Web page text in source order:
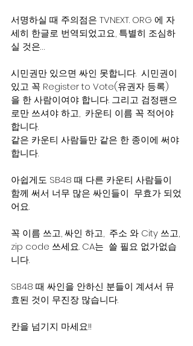
서명하실 때 주의점은 TVNEXT. ORG 에 자
세히 한글로 번역되었고요, 특별히 조심하
실 것은…
시민권만 있으면 싸인 못합니다.  시민권이
있고 꼭 Register to Vote(유권자 등록)
을 한 사람이여야 합니다. 그리고 검정팬으
로만 쓰셔야 하고,  카운티 이름 꼭 적어야
합니다.
같은 카운티 사람들만 같은 한 종이에 써야
합니다.
아쉽게도 SB48 때 다른 카운티 사람들이
함께 써서 너무 많은 싸인들이  무효가 되었
어요.
꼭 이름 쓰고, 싸인 하고,  주소 와 City 쓰고,
zip code 쓰세요. CA는  쓸 필요 없가없습
니다.
SB48 때 싸인을 안하신 분들이 계셔서 뮤
효된 것이 무진장 많습니다.
칸을 넘기지 마세요!!